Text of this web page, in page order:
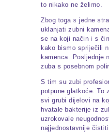
to nikako ne želimo.
Zbog toga s jedne
uklanjati zubni
se na koji način i s
kako bismo spriječili
kamenca. Posljednje
zuba s posebnom
S tim su zubi
potpune glatkoće. To
svi grubi dijelovi na
hvatale bakterije iz
uzrokovale
najjednostavnije